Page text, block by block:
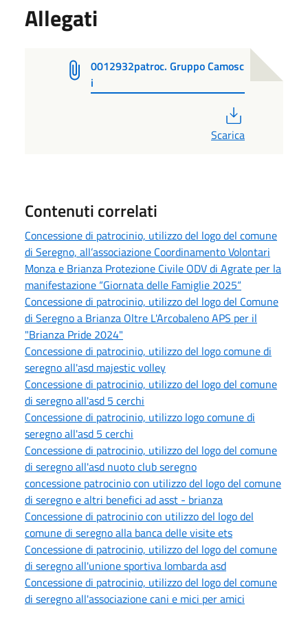
Allegati
0012932patroc. Gruppo Camosc
i
Scarica
Contenuti correlati
Concessione di patrocinio, utilizzo del logo del comune
di Seregno, all’associazione Coordinamento Volontari
Monza e Brianza Protezione Civile ODV di Agrate per la
manifestazione “Giornata delle Famiglie 2025“
Concessione di patrocinio, utilizzo del logo del Comune
di Seregno a Brianza Oltre L'Arcobaleno APS per il
"Brianza Pride 2024"
Concessione di patrocinio, utilizzo del logo comune di
seregno all'asd majestic volley
Concessione di patrocinio, utilizzo del logo del comune
di seregno all'asd 5 cerchi
Concessione di patrocinio, utilizzo logo comune di
seregno all'asd 5 cerchi
Concessione di patrocinio, utilizzo del logo del comune
di seregno all'asd nuoto club seregno
concessione patrocinio con utilizzo del logo del comune
di seregno e altri benefici ad asst - brianza
Concessione di patrocinio con utilizzo del logo del
comune di seregno alla banca delle visite ets
Concessione di patrocinio, utilizzo del logo del comune
di seregno all'unione sportiva lombarda asd
Concessione di patrocinio, utilizzo del logo del comune
di seregno all'associazione cani e mici per amici